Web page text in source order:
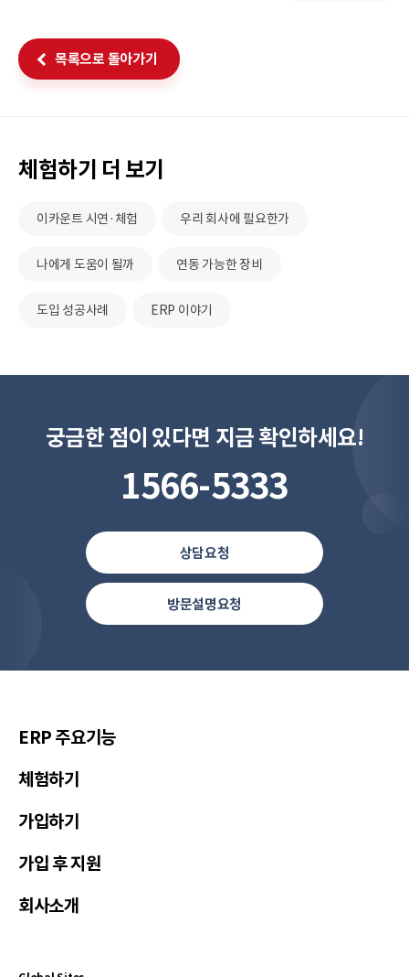
목록으로 돌아가기
체험하기 더 보기
이카운트 시연·체험 우리 회사에 필요한가
나에게 도움이 될까 연동 가능한 장비
도입 성공사례 ERP 이야기
궁금한 점이 있다면 지금 확인하세요!
1566-5333
상담요청
방문설명요청
ERP 주요기능
체험하기
가입하기
가입 후 지원
회사소개
简体中文
繁體中文(香港)
Việt Nam(Tiếng Việt)
Malaysia(English)
ประเทศไทย(ไทย)